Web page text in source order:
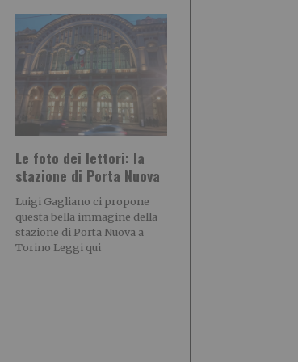
Le foto dei lettori: la
stazione di Porta Nuova
Luigi Gagliano ci propone
questa bella immagine della
stazione di Porta Nuova a
Torino Leggi qui